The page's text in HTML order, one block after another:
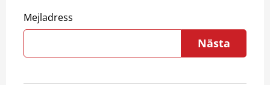
Mejladress
Nästa